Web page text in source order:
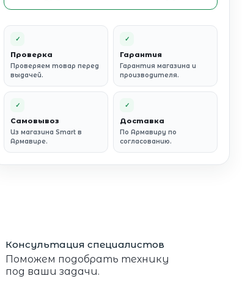
✓
Проверка
Проверяем товар перед
выдачей.
✓
Гарантия
Гарантия магазина и
производителя.
✓
Самовывоз
Из магазина Smart в
Армавире.
✓
Доставка
По Армавиру по
согласованию.
Консультация специалистов
Поможем подобрать технику
под ваши задачи.